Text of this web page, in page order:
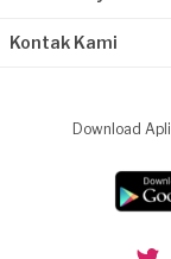
Kontak Kami
Download